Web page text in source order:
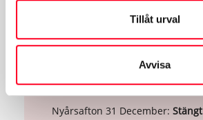
Tillåt urval
Avvisa
07:00-16:00
Juldagen 25 December:Stängt
Annandag jul 26 December:
Nyårsafton 31 December: Stängt